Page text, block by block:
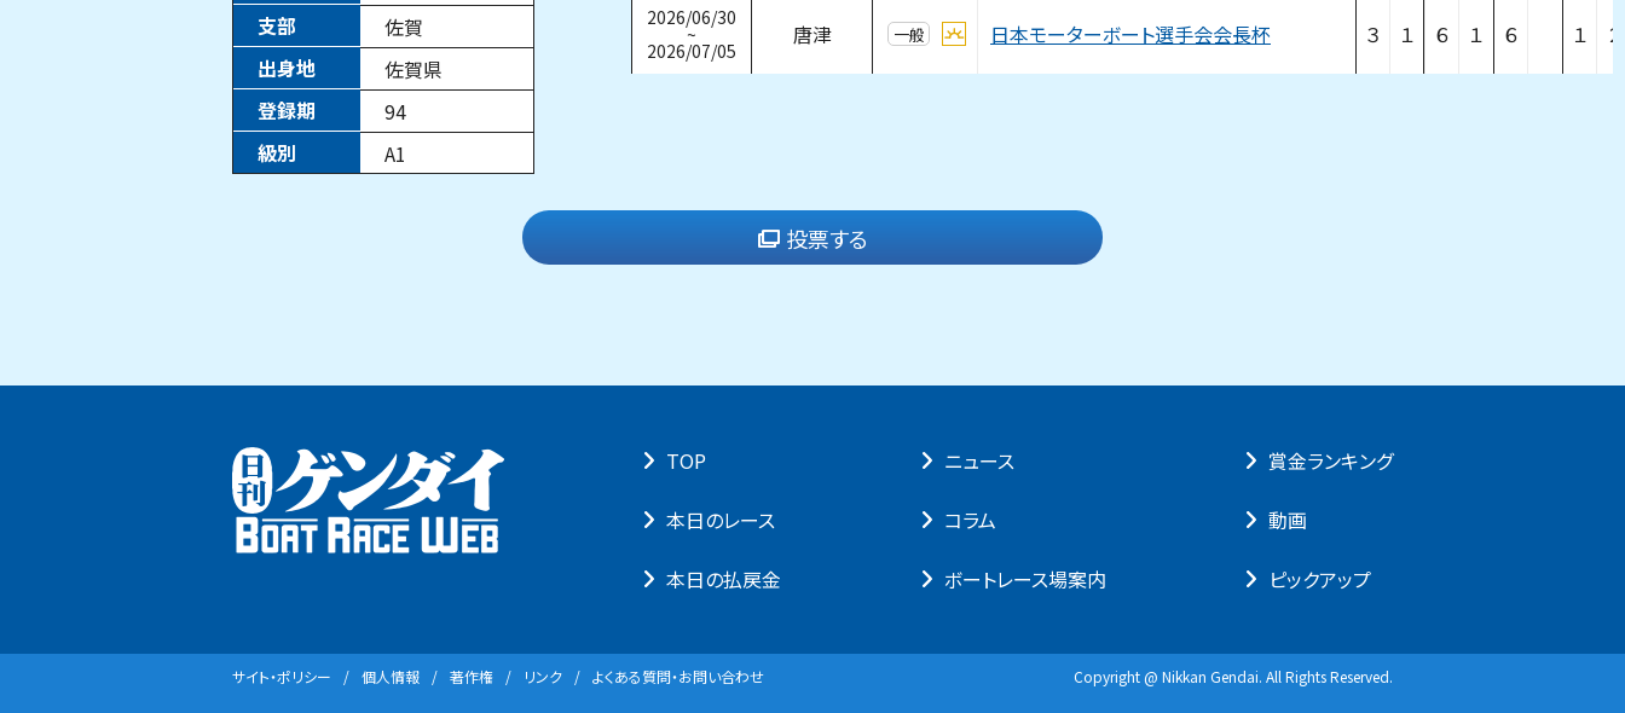
支部
佐賀
出身地
佐賀県
登録期
94
級別
A1
2026/06/30
~
2026/07/05
唐津 一般 日本モーターボート選手会会長杯 ３ １ ６ １ ６ １ ２
投票する
TOP
本⽇のレース
本⽇の払戻⾦
ニュース
コラム
ボートレース場案内
賞⾦ランキング
動画
ピックアップ
サイト・ポリシー 個⼈情報 著作権 リンク よくある質問・お問い合わせ Copyright @ Nikkan Gendai. All Rights Reserved.